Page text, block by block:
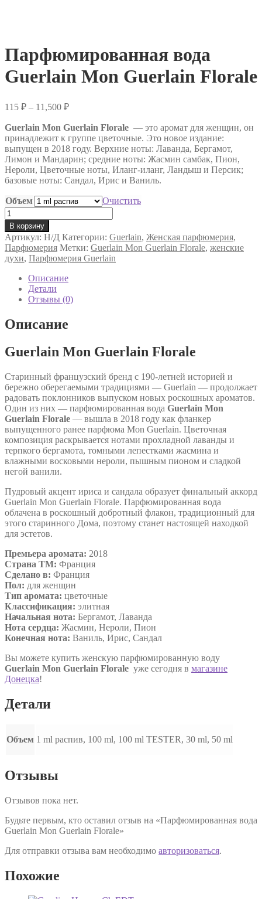
Парфюмированная вода
Guerlain Mon Guerlain Florale
115 ₽ – 11,500 ₽Диапазон
115 ₽
–
11,500 ₽
Guerlain Mon Guerlain Florale — это аромат для женщин, он
принадлежит к группе цветочные. Это новое издание:
выпущен в 2018 году. Верхние ноты: Лаванда, Бергамот,
Лимон и Мандарин; средние ноты: Жасмин самбак, Пион,
Нероли, Цветочные ноты, Иланг-иланг, Ландыш и Персик;
базовые ноты: Сандал, Ирис и Ваниль.
Объем
Очистить
Количество
товара
Парфюмированная
вода
Guerlain
Mon
Guerlain
Florale
В корзину
Артикул: Н/Д Категории: Guerlain, Женская парфюмерия,
Парфюмерия Метки: Guerlain Mon Guerlain Florale, женские
духи, Парфюмерия Guerlain
Описание
Детали
Отзывы (0)
Описание
Guerlain Mon Guerlain Florale
Старинный французский бренд с 190-летней историей и
бережно оберегаемыми традициями — Guerlain — продолжает
радовать поклонников выпуском новых роскошных ароматов.
Один из них — парфюмированная вода Guerlain Mon
Guerlain Florale — вышла в 2018 году как фланкер
выпущенного ранее парфюма Mon Guerlain. Цветочная
композиция раскрывается нотами прохладной лаванды и
терпкого бергамота, томными лепестками жасмина и
влажными восковыми нероли, пышным пионом и сладкой
негой ванили.
Пудровый акцент ириса и сандала образует финальный аккорд
Guerlain Mon Guerlain Florale. Парфюмированная вода
облачена в роскошный добротный флакон, традиционный для
этого старинного Дома, поэтому станет настоящей находкой
для эстетов.
Премьера аромата: 2018
Страна ТМ: Франция
Сделано в: Франция
Пол: для женщин
Тип аромата: цветочные
Классификация: элитная
Начальная нота: Бергамот, Лаванда
Нота сердца: Жасмин, Нероли, Пион
Конечная нота: Ваниль, Ирис, Сандал
Вы можете купить женскую парфюмированную воду
Guerlain Mon Guerlain Florale уже сегодня в магазине
Донецка!
Детали
Объем 1 ml распив, 100 ml, 100 ml TESTER, 30 ml, 50 ml
Отзывы
Отзывов пока нет.
Будьте первым, кто оставил отзыв на «Парфюмированная вода
Guerlain Mon Guerlain Florale»
Для отправки отзыва вам необходимо авторизоваться.
Похожие